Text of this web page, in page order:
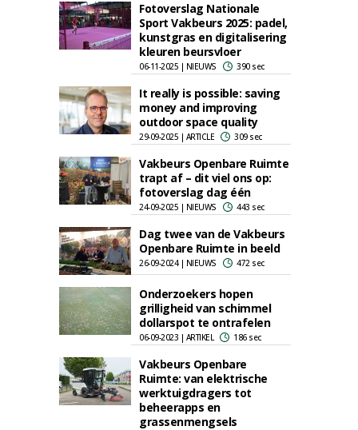
Fotoverslag Nationale
Sport Vakbeurs 2025: padel,
kunstgras en digitalisering
kleuren beursvloer
06-11-2025 | NIEUWS 390 sec
It really is possible: saving
money and improving
outdoor space quality
29-09-2025 | ARTICLE 309 sec
Vakbeurs Openbare Ruimte
trapt af – dit viel ons op:
fotoverslag dag één
24-09-2025 | NIEUWS 443 sec
Dag twee van de Vakbeurs
Openbare Ruimte in beeld
26-09-2024 | NIEUWS 472 sec
Onderzoekers hopen
grilligheid van schimmel
dollarspot te ontrafelen
06-09-2023 | ARTIKEL 186 sec
Vakbeurs Openbare
Ruimte: van elektrische
werktuigdragers tot
beheerapps en
grassenmengsels